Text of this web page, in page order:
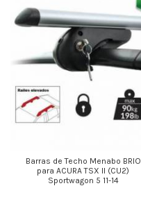
Barras de Techo Menabo BRIO
para ACURA TSX II (CU2)
Sportwagon 5 11-14